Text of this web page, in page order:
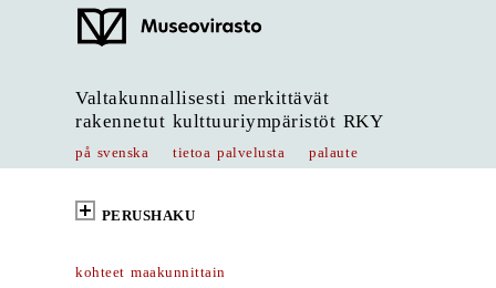
Valtakunnallisesti merkittävät
rakennetut kulttuuriympäristöt RKY
på svenska tietoa palvelusta palaute
PERUSHAKU
kohteet maakunnittain